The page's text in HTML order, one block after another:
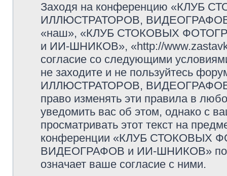
Заходя на конференцию «КЛУБ
ИЛЛЮСТРАТОРОВ,
«наш», «КЛУБ СТОКОВЫХ
и ИИ-ШНИКОВ», «http://
согласие со следующими
не заходите и не пользуйтесь
ИЛЛЮСТРАТОРОВ, ВИДЕОГРАФОВ
право изменять эти правила в
уведомить вас об этом, однако с
просматривать этот текст на
конференции «КЛУБ
ВИДЕОГРАФОВ и ИИ-ШНИКОВ»
означает ваше согласие с ними.